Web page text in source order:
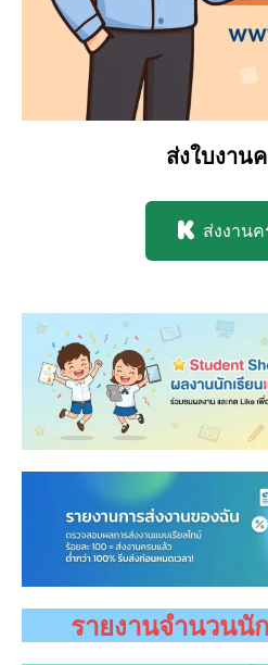
ส่งใบงาน
ส่งงาน
รายงานจำนวนนั